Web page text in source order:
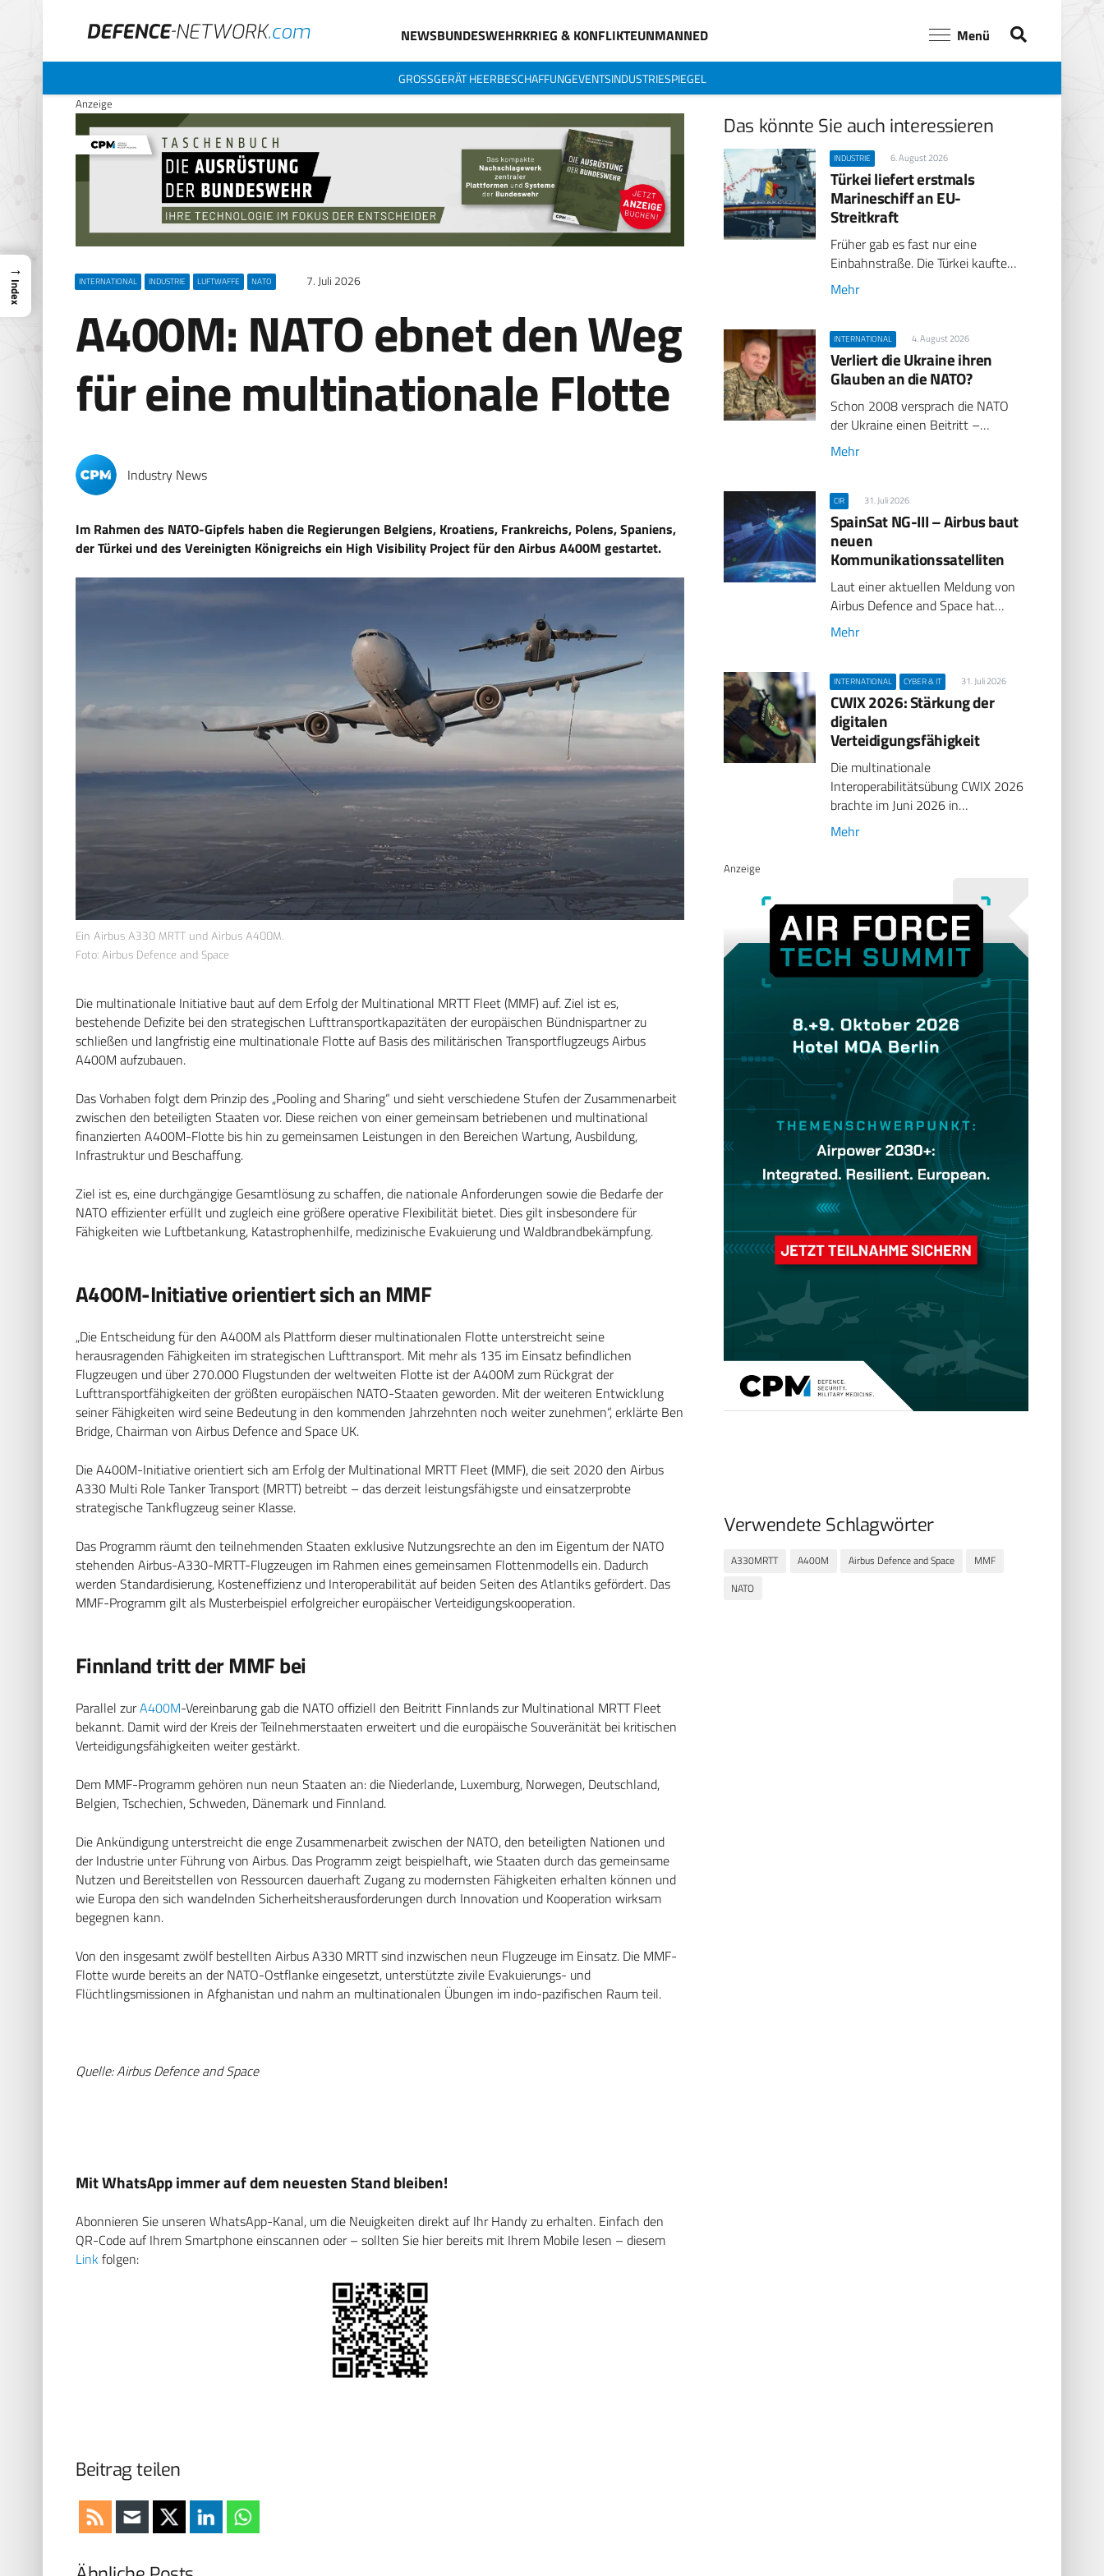
NEWSBUNDESWEHRKRIEG & KONFLIKTEUNMANNED Menü
GROSSGERÄT HEERBESCHAFFUNGEVENTSINDUSTRIESPIEGEL
Anzeige
INTERNATIONAL INDUSTRIE LUFTWAFFE NATO 7. Juli 2026
A400M: NATO ebnet den Weg
für eine multinationale Flotte
Industry News
Im Rahmen des NATO-Gipfels haben die Regierungen Belgiens, Kroatiens, Frankreichs, Polens, Spaniens,
der Türkei und des Vereinigten Königreichs ein High Visibility Project für den Airbus A400M gestartet.
Ein Airbus A330 MRTT und Airbus A400M.
Foto: Airbus Defence and Space
Die multinationale Initiative baut auf dem Erfolg der Multinational MRTT Fleet (MMF) auf. Ziel ist es,
bestehende Defizite bei den strategischen Lufttransportkapazitäten der europäischen Bündnispartner zu
schließen und langfristig eine multinationale Flotte auf Basis des militärischen Transportflugzeugs Airbus
A400M aufzubauen.
Das Vorhaben folgt dem Prinzip des „Pooling and Sharing“ und sieht verschiedene Stufen der Zusammenarbeit
zwischen den beteiligten Staaten vor. Diese reichen von einer gemeinsam betriebenen und multinational
finanzierten A400M-Flotte bis hin zu gemeinsamen Leistungen in den Bereichen Wartung, Ausbildung,
Infrastruktur und Beschaffung.
Ziel ist es, eine durchgängige Gesamtlösung zu schaffen, die nationale Anforderungen sowie die Bedarfe der
NATO effizienter erfüllt und zugleich eine größere operative Flexibilität bietet. Dies gilt insbesondere für
Fähigkeiten wie Luftbetankung, Katastrophenhilfe, medizinische Evakuierung und Waldbrandbekämpfung.
A400M-Initiative orientiert sich an MMF
„Die Entscheidung für den A400M als Plattform dieser multinationalen Flotte unterstreicht seine
herausragenden Fähigkeiten im strategischen Lufttransport. Mit mehr als 135 im Einsatz befindlichen
Flugzeugen und über 270.000 Flugstunden der weltweiten Flotte ist der A400M zum Rückgrat der
Lufttransportfähigkeiten der größten europäischen NATO-Staaten geworden. Mit der weiteren Entwicklung
seiner Fähigkeiten wird seine Bedeutung in den kommenden Jahrzehnten noch weiter zunehmen“, erklärte Ben
Bridge, Chairman von Airbus Defence and Space UK.
Die A400M-Initiative orientiert sich am Erfolg der Multinational MRTT Fleet (MMF), die seit 2020 den Airbus
A330 Multi Role Tanker Transport (MRTT) betreibt – das derzeit leistungsfähigste und einsatzerprobte
strategische Tankflugzeug seiner Klasse.
Das Programm räumt den teilnehmenden Staaten exklusive Nutzungsrechte an den im Eigentum der NATO
stehenden Airbus-A330-MRTT-Flugzeugen im Rahmen eines gemeinsamen Flottenmodells ein. Dadurch
werden Standardisierung, Kosteneffizienz und Interoperabilität auf beiden Seiten des Atlantiks gefördert. Das
MMF-Programm gilt als Musterbeispiel erfolgreicher europäischer Verteidigungskooperation.
Finnland tritt der MMF bei
Parallel zurA400M-Vereinbarung gab die NATO offiziell den Beitritt Finnlands zur Multinational MRTT Fleet
bekannt. Damit wird der Kreis der Teilnehmerstaaten erweitert und die europäische Souveränität bei kritischen
Verteidigungsfähigkeiten weiter gestärkt.
Dem MMF-Programm gehören nun neun Staaten an: die Niederlande, Luxemburg, Norwegen, Deutschland,
Belgien, Tschechien, Schweden, Dänemark und Finnland.
Die Ankündigung unterstreicht die enge Zusammenarbeit zwischen der NATO, den beteiligten Nationen und
der Industrie unter Führung von Airbus. Das Programm zeigt beispielhaft, wie Staaten durch das gemeinsame
Nutzen und Bereitstellen von Ressourcen dauerhaft Zugang zu modernsten Fähigkeiten erhalten können und
wie Europa den sich wandelnden Sicherheitsherausforderungen durch Innovation und Kooperation wirksam
begegnen kann.
Von den insgesamt zwölf bestellten Airbus A330 MRTT sind inzwischen neun Flugzeuge im Einsatz. Die MMF-
Flotte wurde bereits an der NATO-Ostflanke eingesetzt, unterstützte zivile Evakuierungs- und
Flüchtlingsmissionen in Afghanistan und nahm an multinationalen Übungen im indo-pazifischen Raum teil.
Quelle: Airbus Defence and Space
Mit WhatsApp immer auf dem neuesten Stand bleiben!
Abonnieren Sie unseren WhatsApp-Kanal, um die Neuigkeiten direkt auf Ihr Handy zu erhalten. Einfach den
QR-Code auf Ihrem Smartphone einscannen oder – sollten Sie hier bereits mit Ihrem Mobile lesen – diesem
Link folgen:
Beitrag teilen
Das könnte Sie auch interessieren
INDUSTRIE 6. August 2026
Türkei liefert erstmals
Marineschiff an EU-
Streitkraft
Früher gab es fast nur eine
Einbahnstraße. Die Türkei kaufte…
Mehr
INTERNATIONAL 4. August 2026
Verliert die Ukraine ihren
Glauben an die NATO?
Schon 2008 versprach die NATO
der Ukraine einen Beitritt –…
Mehr
CIR 31. Juli 2026
SpainSat NG-III – Airbus baut
neuen
Kommunikationssatelliten
Laut einer aktuellen Meldung von
Airbus Defence and Space hat…
Mehr
INTERNATIONAL CYBER & IT 31. Juli 2026
CWIX 2026: Stärkung der
digitalen
Verteidigungsfähigkeit
Die multinationale
Interoperabilitätsübung CWIX 2026
brachte im Juni 2026 in…
Mehr
Anzeige
Verwendete Schlagwörter
A330MRTT A400M Airbus Defence and Space
MMF
NATO
→
Index